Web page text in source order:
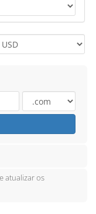
atualizar os